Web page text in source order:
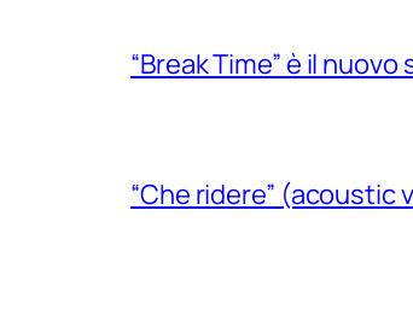
“Break Time” è il
“Che ridere” (acoustic